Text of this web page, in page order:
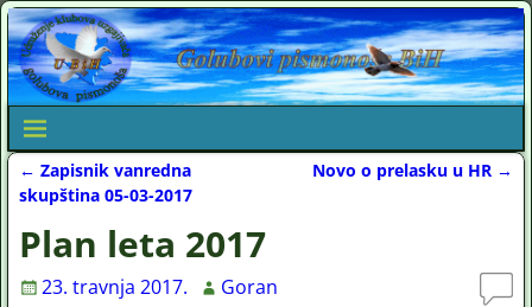
Post navigation
← Zapisnik vanredna
skupština 05-03-2017
Novo o prelasku u HR →
Plan leta 2017
23. travnja 2017.
Goran